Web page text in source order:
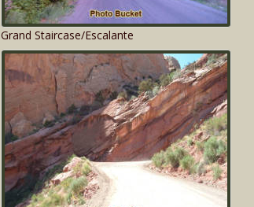
Grand Staircase/Escalante